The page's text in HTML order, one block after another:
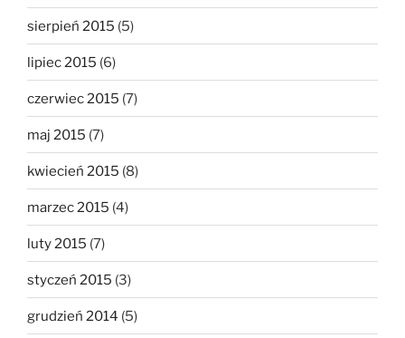
sierpień 2015 (5)
lipiec 2015 (6)
czerwiec 2015 (7)
maj 2015 (7)
kwiecień 2015 (8)
marzec 2015 (4)
luty 2015 (7)
styczeń 2015 (3)
grudzień 2014 (5)